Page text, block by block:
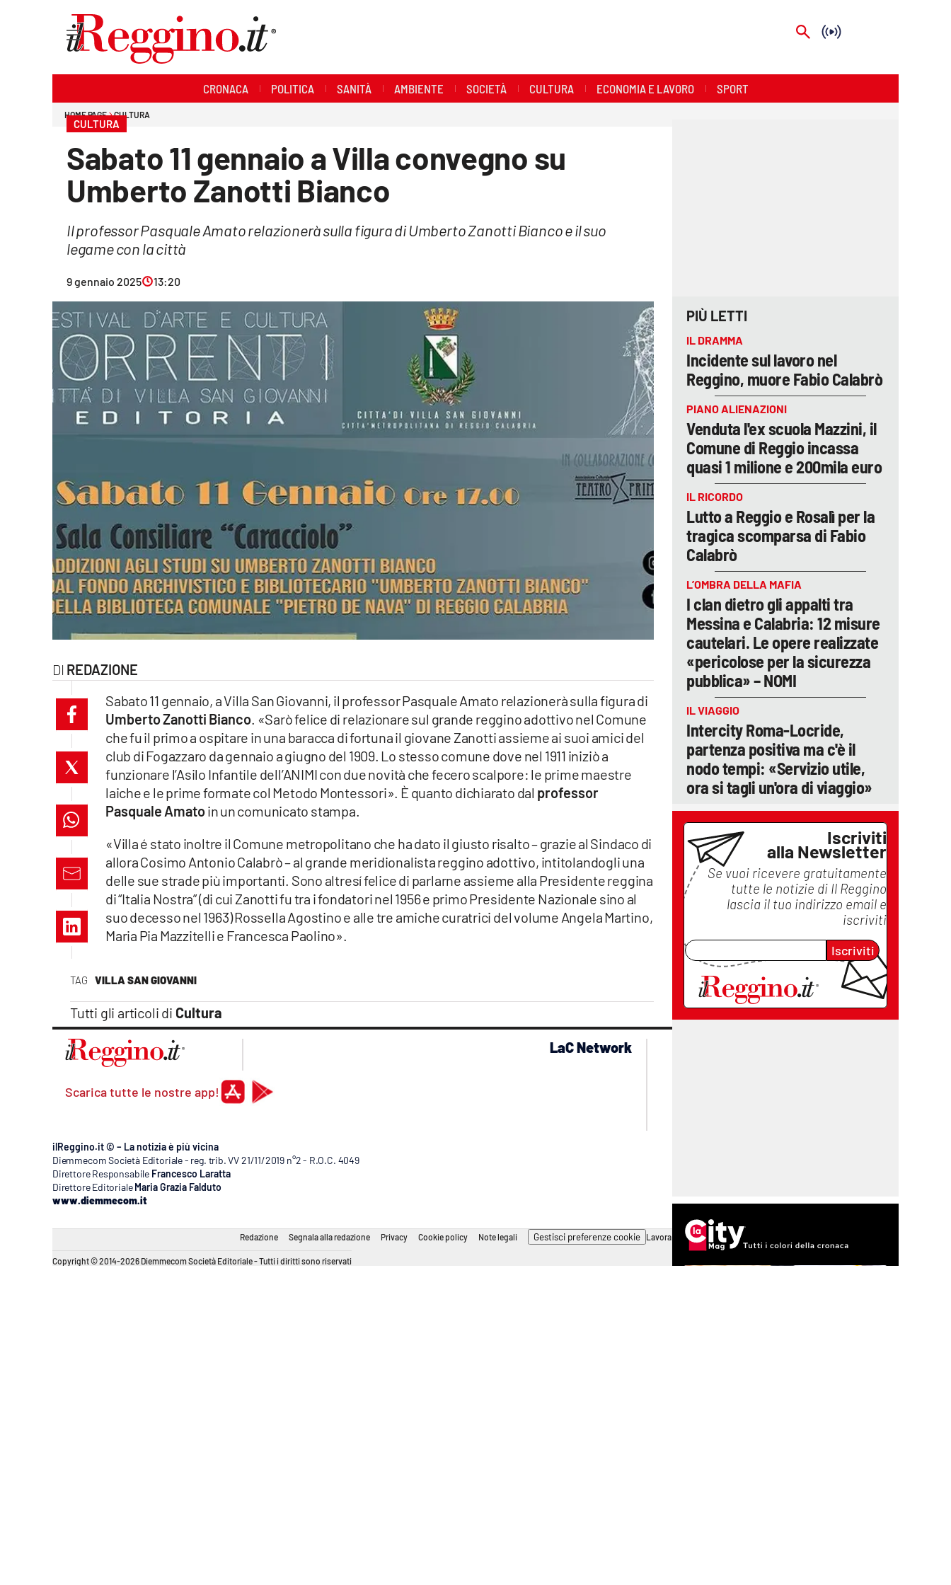
cosenzachannel.it
ilvibonese.it
catanzarochannel.it
lacapitalenews.it
CRONACA POLITICA SANITÀ AMBIENTE SOCIETÀ CULTURA ECONOMIA E LAVORO SPORT
HOME PAGE CULTURA
CULTURA
Sabato 11 gennaio a Villa convegno su
Umberto Zanotti Bianco
Il professor Pasquale Amato relazionerà sulla figura di Umberto Zanotti Bianco e il suo
legame con la città
9 gennaio 2025 13:20
REDAZIONE
TAG VILLA SAN GIOVANNI
Tutti gli articoli di Cultura
Sabato 11 gennaio, a Villa San Giovanni, il professor Pasquale Amato relazionerà sulla figura di
Umberto Zanotti Bianco. «Sarò felice di relazionare sul grande reggino adottivo nel Comune
che fu il primo a ospitare in una baracca di fortuna il giovane Zanotti assieme ai suoi amici del
club di Fogazzaro da gennaio a giugno del 1909. Lo stesso comune dove nel 1911 iniziò a
funzionare l’Asilo Infantile dell’ANIMI con due novità che fecero scalpore: le prime maestre
laiche e le prime formate col Metodo Montessori». È quanto dichiarato dal professor
Pasquale Amatoin un comunicato stampa.
«Villa é stato inoltre il Comune metropolitano che ha dato il giusto risalto – grazie al Sindaco di
allora Cosimo Antonio Calabrò – al grande meridionalista reggino adottivo, intitolandogli una
delle sue strade più importanti. Sono altresí felice di parlarne assieme alla Presidente reggina
di “Italia Nostra” (di cui Zanotti fu tra i fondatori nel 1956 e primo Presidente Nazionale sino al
suo decesso nel 1963) Rossella Agostino e alle tre amiche curatrici del volume Angela Martino,
Maria Pia Mazzitelli e Francesca Paolino».
PIÙ LETTI
IL DRAMMA
Incidente sul lavoro nel
Reggino, muore Fabio Calabrò
PIANO ALIENAZIONI
Venduta l'ex scuola Mazzini, il
Comune di Reggio incassa
quasi 1 milione e 200mila euro
IL RICORDO
Lutto a Reggio e Rosalì per la
tragica scomparsa di Fabio
Calabrò
L’OMBRA DELLA MAFIA
I clan dietro gli appalti tra
Messina e Calabria: 12 misure
cautelari. Le opere realizzate
«pericolose per la sicurezza
pubblica» – NOMI
IL VIAGGIO
Intercity Roma-Locride,
partenza positiva ma c'è il
nodo tempi: «Servizio utile,
ora si tagli un'ora di viaggio»
Iscriviti
alla Newsletter
Se vuoi ricevere gratuitamente
tutte le notizie di Il Reggino
lascia il tuo indirizzo email e
iscriviti
Iscriviti
Scarica tutte le nostre app!
LaC Network
ilReggino.it © – La notizia è più vicina
Diemmecom Società Editoriale - reg. trib. VV 21/11/2019 n°2 - R.O.C. 4049
Direttore Responsabile Francesco Laratta
Direttore Editoriale Maria Grazia Falduto
www.diemmecom.it
Redazione Segnala alla redazione Privacy Cookie policy Note legali Gestisci preferenze cookie Lavora con noi
Copyright © 2014-2026 Diemmecom Società Editoriale - Tutti i diritti sono riservati